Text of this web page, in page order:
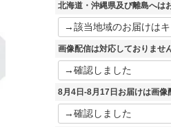
須
北海道・沖縄県及び離島へは
画像配信は対応しておりませ
8月4日-8月17日お届けは画像